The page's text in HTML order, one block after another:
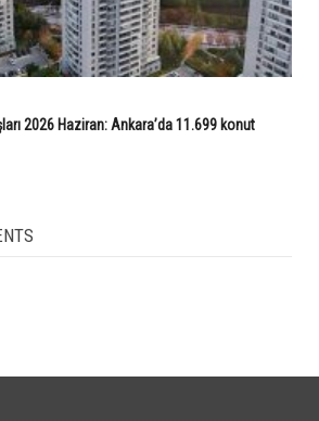
2026 Haziran: Ankara’da 11.699 konut